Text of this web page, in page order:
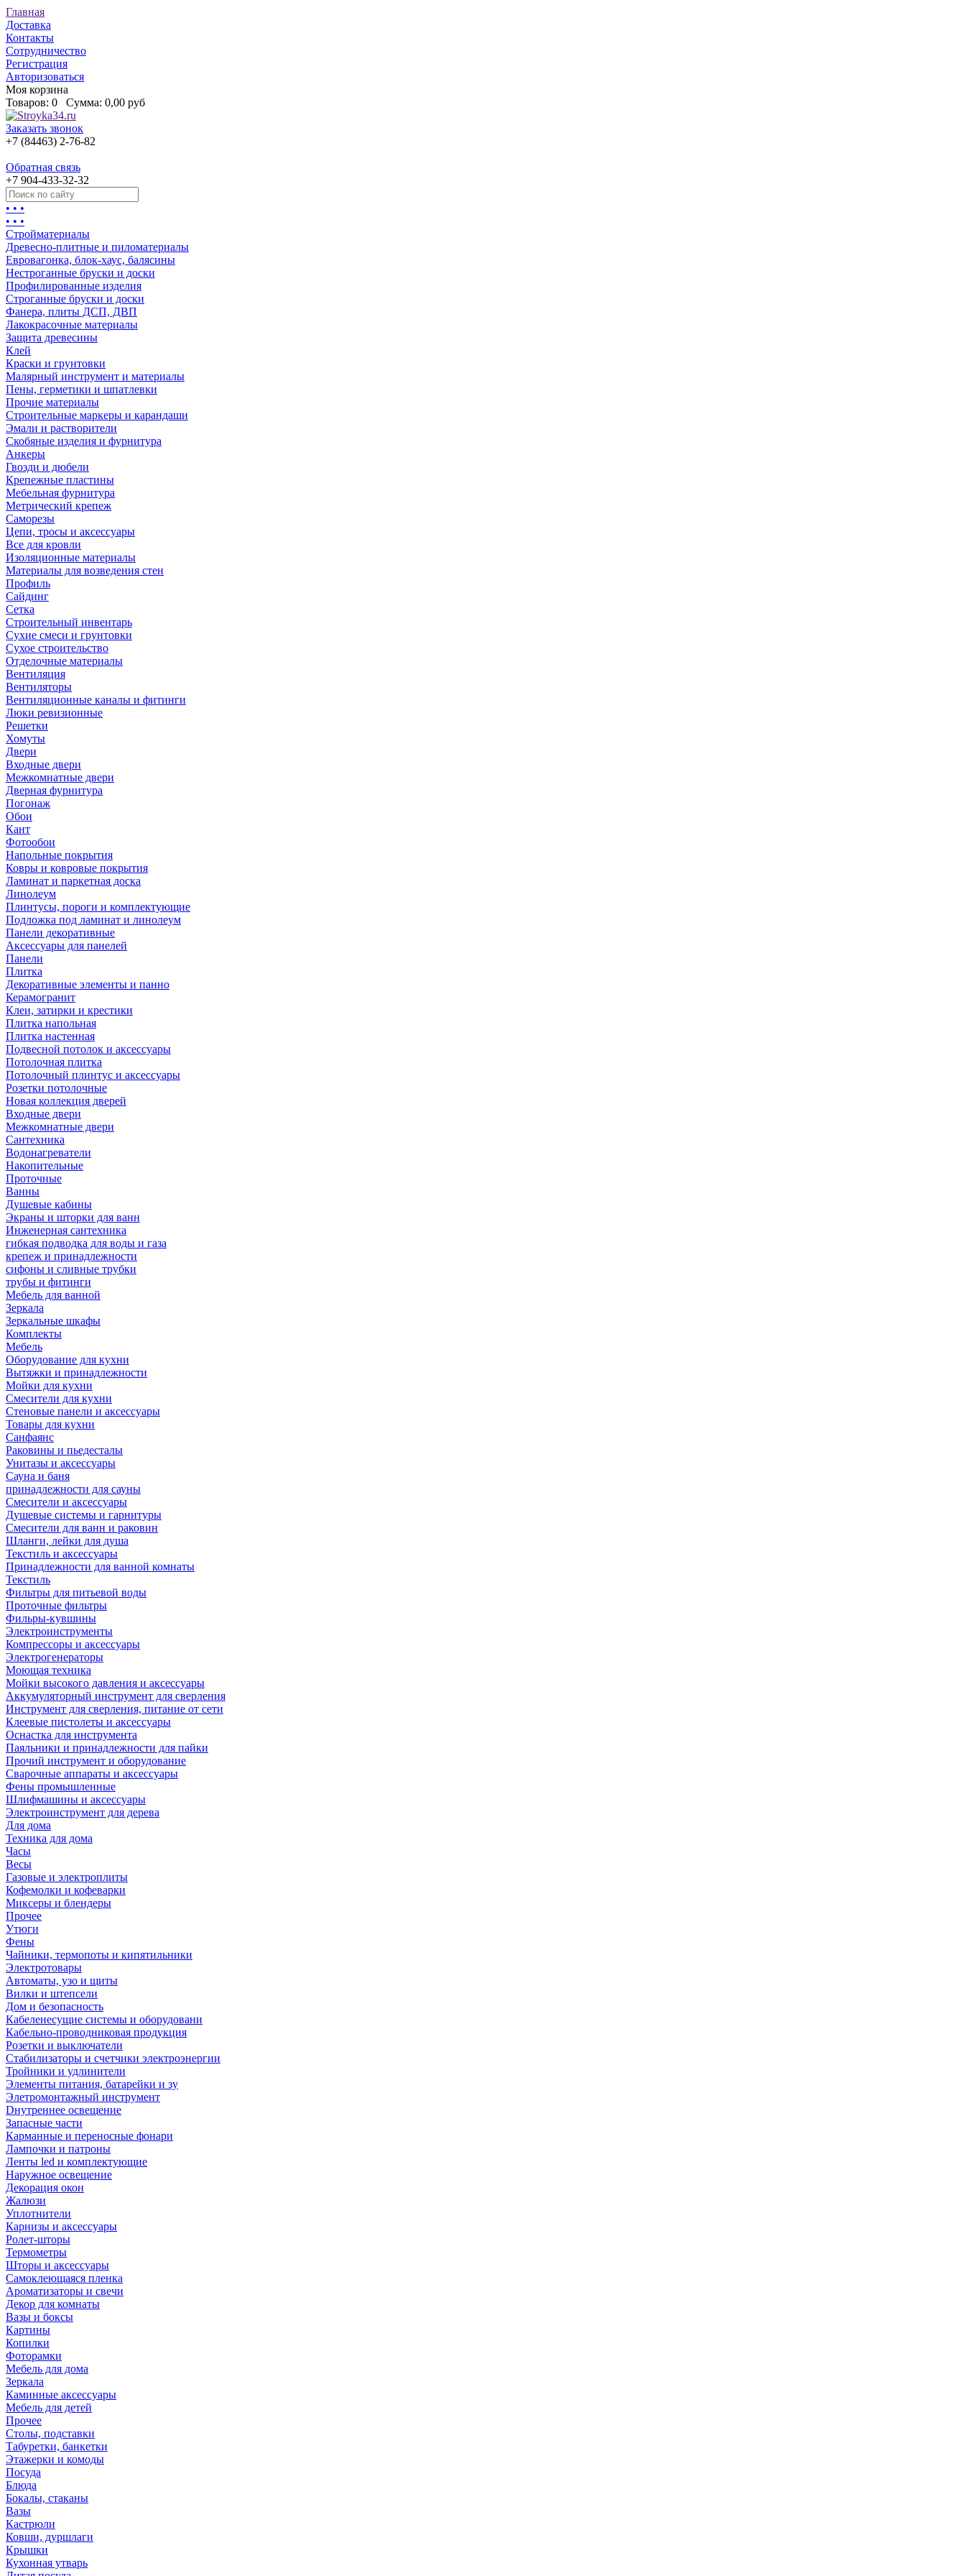
Главная
Доставка
Контакты
Сотрудничество
Регистрация
Авторизоваться
Моя корзина
Товаров: 0 Сумма: 0,00 руб
Заказать звонок
+7 (84463) 2-76-82
Обратная связь
+7 904-433-32-32
• • •
• • •
Стройматериалы
Древесно-плитные и пиломатериалы
Евровагонка, блок-хаус, балясины
Нестроганные бруски и доски
Профилированные изделия
Строганные бруски и доски
Фанера, плиты ДСП, ДВП
Лакокрасочные материалы
Защита древесины
Клей
Краски и грунтовки
Малярный инструмент и материалы
Пены, герметики и шпатлевки
Прочие материалы
Строительные маркеры и карандаши
Эмали и растворители
Скобяные изделия и фурнитура
Анкеры
Гвозди и дюбели
Крепежные пластины
Мебельная фурнитура
Метрический крепеж
Саморезы
Цепи, тросы и аксессуары
Все для кровли
Изоляционные материалы
Материалы для возведения стен
Профиль
Сайдинг
Сетка
Строительный инвентарь
Сухие смеси и грунтовки
Сухое строительство
Отделочные материалы
Вентиляция
Вентиляторы
Вентиляционные каналы и фитинги
Люки ревизионные
Решетки
Хомуты
Двери
Входные двери
Межкомнатные двери
Дверная фурнитура
Погонаж
Обои
Кант
Фотообои
Напольные покрытия
Ковры и ковровые покрытия
Ламинат и паркетная доска
Линолеум
Плинтусы, пороги и комплектующие
Подложка под ламинат и линолеум
Панели декоративные
Аксессуары для панелей
Панели
Плитка
Декоративные элементы и панно
Керамогранит
Клеи, затирки и крестики
Плитка напольная
Плитка настенная
Подвесной потолок и аксессуары
Потолочная плитка
Потолочный плинтус и аксессуары
Розетки потолочные
Новая коллекция дверей
Входные двери
Межкомнатные двери
Сантехника
Водонагреватели
Накопительные
Проточные
Ванны
Душевые кабины
Экраны и шторки для ванн
Инженерная сантехника
гибкая подводка для воды и газа
крепеж и принадлежности
сифоны и сливные трубки
трубы и фитинги
Мебель для ванной
Зеркала
Зеркальные шкафы
Комплекты
Мебель
Оборудование для кухни
Вытяжки и принадлежности
Мойки для кухни
Смесители для кухни
Стеновые панели и аксессуары
Товары для кухни
Санфаянс
Раковины и пьедесталы
Унитазы и аксессуары
Сауна и баня
принадлежности для сауны
Смесители и аксессуары
Душевые системы и гарнитуры
Смесители для ванн и раковин
Шланги, лейки для душа
Текстиль и аксессуары
Принадлежности для ванной комнаты
Текстиль
Фильтры для питьевой воды
Проточные фильтры
Фильры-кувшины
Электроинструменты
Компрессоры и аксессуары
Электрогенераторы
Моющая техника
Мойки высокого давления и аксессуары
Аккумуляторный инструмент для сверления
Инструмент для сверления, питание от сети
Клеевые пистолеты и аксессуары
Оснастка для инструмента
Паяльники и принадлежности для пайки
Прочий инструмент и оборудование
Сварочные аппараты и аксессуары
Фены промышленные
Шлифмашины и аксессуары
Электроинструмент для дерева
Для дома
Техника для дома
Часы
Весы
Газовые и электроплиты
Кофемолки и кофеварки
Миксеры и блендеры
Прочее
Утюги
Фены
Чайники, термопоты и кипятильники
Электротовары
Автоматы, узо и щиты
Вилки и штепсели
Дом и безопасность
Кабеленесущие системы и оборудовани
Кабельно-проводниковая продукция
Розетки и выключатели
Стабилизаторы и счетчики электроэнергии
Тройники и удлинители
Элементы питания, батарейки и зу
Элетромонтажный инструмент
Dнутреннее освещение
Запасные части
Карманные и переносные фонари
Лампочки и патроны
Ленты led и комплектующие
Наружное освещение
Декорация окон
Жалюзи
Уплотнители
Карнизы и аксессуары
Ролет-шторы
Термометры
Шторы и аксессуары
Самоклеющаяся пленка
Ароматизаторы и свечи
Декор для комнаты
Вазы и боксы
Картины
Копилки
Фоторамки
Мебель для дома
Зеркала
Каминные аксессуары
Мебель для детей
Прочее
Столы, подставки
Табуретки, банкетки
Этажерки и комоды
Посуда
Блюда
Бокалы, стаканы
Вазы
Кастрюли
Ковши, дуршлаги
Крышки
Кухонная утварь